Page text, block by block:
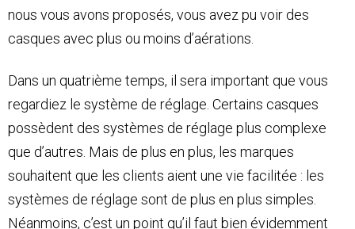
nous vous avons proposés, vous avez pu voir des
casques avec plus ou moins d’aérations.
Dans un quatrième temps, il sera important que vous
regardiez le système de réglage. Certains casques
possèdent des systèmes de réglage plus complexe
que d’autres. Mais de plus en plus, les marques
souhaitent que les clients aient une vie facilitée : les
systèmes de réglage sont de plus en plus simples.
Néanmoins, c’est un point qu’il faut bien évidemment